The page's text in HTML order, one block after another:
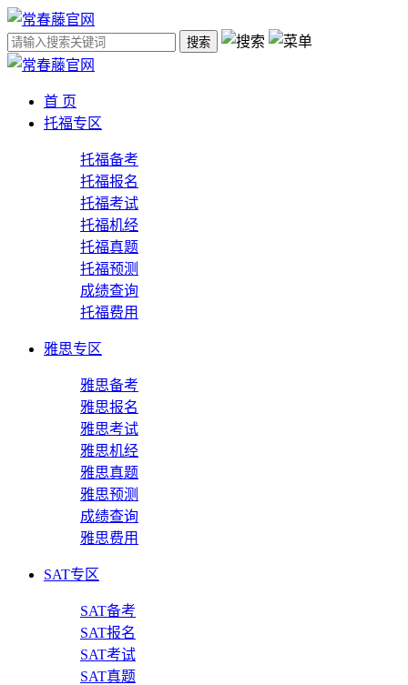
搜索
首 页
托福专区
托福备考
托福报名
托福考试
托福机经
托福真题
托福预测
成绩查询
托福费用
雅思专区
雅思备考
雅思报名
雅思考试
雅思机经
雅思真题
雅思预测
成绩查询
雅思费用
SAT专区
SAT备考
SAT报名
SAT考试
SAT真题